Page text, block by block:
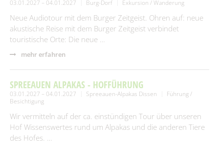
03.01.2027 – 04.01.2027 Burg-Dorf Exkursion / Wanderung
Neue Audiotour mit dem Burger Zeitgeist. Ohren auf: neue
akustische Reise mit dem Burger Zeitgeist verbindet
touristische Orte: Die neue …
mehr erfahren
SPREEAUEN ALPAKAS - HOFFÜHRUNG
03.01.2027 – 04.01.2027 Spreeauen-Alpakas Dissen
Führung /
Besichtigung
Wir vermitteln auf der ca. einstündigen Tour über unseren
Hof Wissenswertes rund um Alpakas und die anderen Tiere
des Hofes. …